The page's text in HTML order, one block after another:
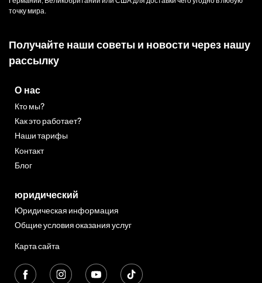
точку мира.
Получайте наши советы и новости через нашу
рассылку
О нас
Кто мы?
Как это работает?
Наши тарифы
Контакт
Блог
юридический
Юридическая информация
Общие условия оказания услуг
Карта сайта